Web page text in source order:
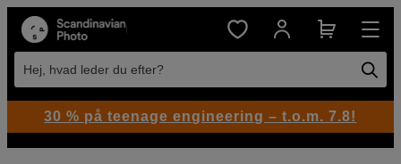
Hej, hvad leder du efter?
30 % på teenage engineering – t.o.m. 7.8!